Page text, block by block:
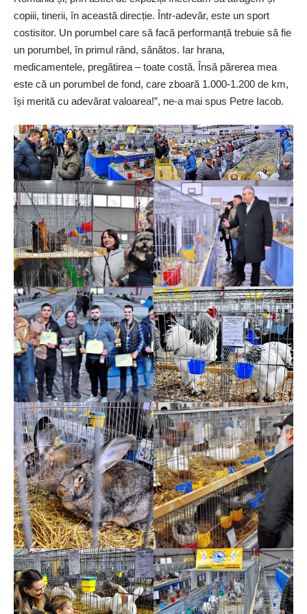
copiii, tinerii, în această direcție. Într-adevăr, este un sport
costisitor. Un porumbel care să facă performanță trebuie să fie
un porumbel, în primul rând, sănătos. Iar hrana,
medicamentele, pregătirea – toate costă. Însă părerea mea
este că un porumbel de fond, care zboară 1.000-1.200 de km,
își merită cu adevărat valoarea!”, ne-a mai spus Petre Iacob.